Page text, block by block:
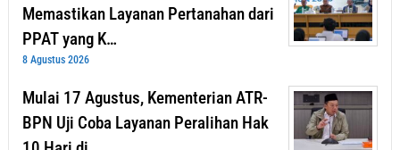
Memastikan Layanan Pertanahan dari
PPAT yang K…
8 Agustus 2026
Mulai 17 Agustus, Kementerian ATR-
BPN Uji Coba Layanan Peralihan Hak